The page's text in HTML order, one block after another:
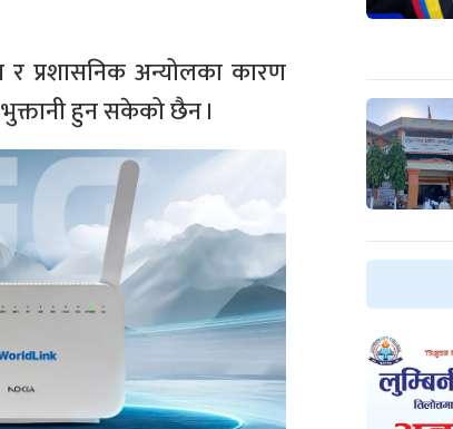
र प्रशासनिक अन्योलका कारण
हुन सकेको छैन ।